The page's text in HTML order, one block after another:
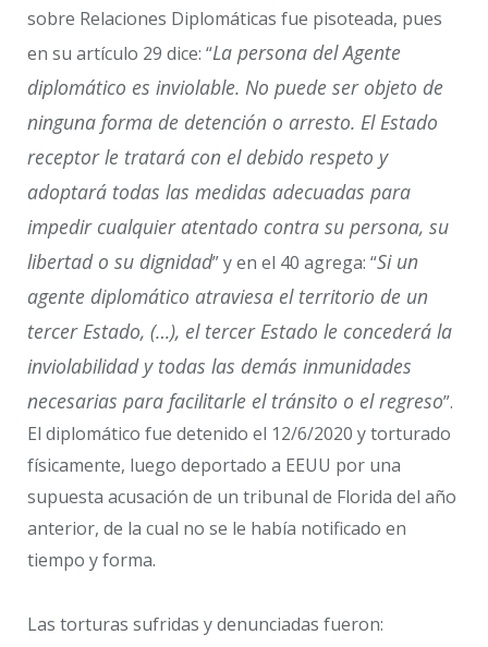
sobre Relaciones Diplomáticas fue pisoteada, pues
en su artículo 29 dice: “La persona del Agente
diplomático es inviolable. No puede ser objeto de
ninguna forma de detención o arresto. El Estado
receptor le tratará con el debido respeto y
adoptará todas las medidas adecuadas para
impedir cualquier atentado contra su persona, su
libertad o su dignidad” y en el 40 agrega: “Si un
agente diplomático atraviesa el territorio de un
tercer Estado, (…), el tercer Estado le concederá la
inviolabilidad y todas las demás inmunidades
necesarias para facilitarle el tránsito o el regreso”.
El diplomático fue detenido el 12/6/2020 y torturado
físicamente, luego deportado a EEUU por una
supuesta acusación de un tribunal de Florida del año
anterior, de la cual no se le había notificado en
tiempo y forma.
Las torturas sufridas y denunciadas fueron: